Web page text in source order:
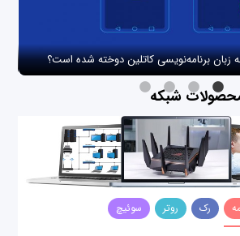
زبان برنامه‌نویسی کاتلین دوخته شده است؟
شبکه
رک روتر سوئیچ